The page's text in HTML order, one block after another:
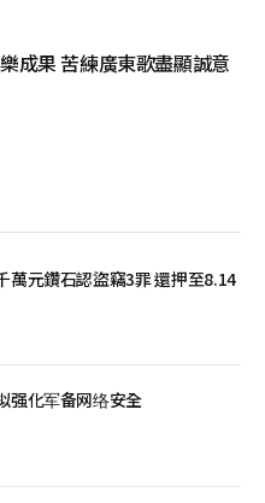
成果 苦練廣東歌盡顯誠意
萬元鑽石認盜竊3罪 還押至8.14
强化军备网络安全